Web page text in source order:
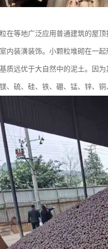
在等地广泛应用普通建筑的屋
内装潢装饰。小颗粒堆砌在一
质远优于大自然中的泥土。因
、硫、硅、铁、硼、锰、锌、